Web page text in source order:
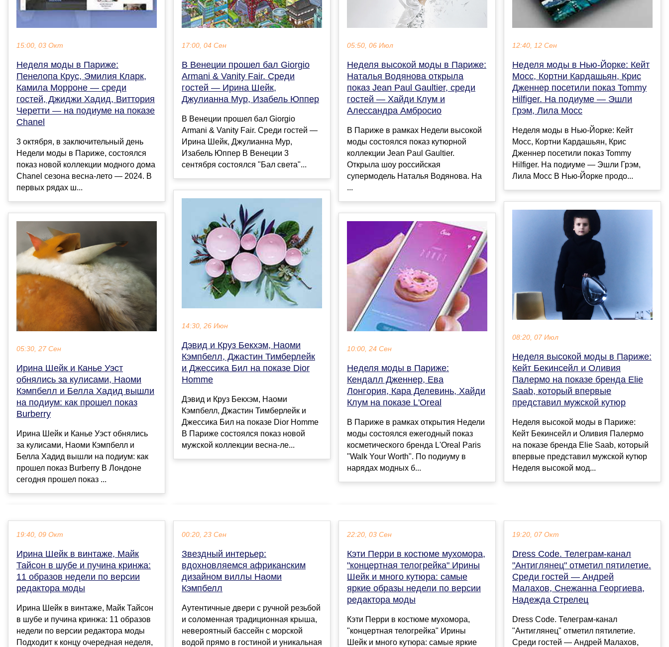
15:00, 03 Окт
Неделя моды в Париже:
Пенелопа Крус, Эмилия Кларк,
Камила Морроне — среди
гостей, Джиджи Хадид, Виттория
Черетти — на подиуме на показе
Chanel
3 октября, в заключительный день
Недели моды в Париже, состоялся
показ новой коллекции модного дома
Chanel сезона весна-лето — 2024. В
первых рядах ш...
05:30, 27 Сен
Ирина Шейк и Канье Уэст
обнялись за кулисами, Наоми
Кэмпбелл и Белла Хадид вышли
на подиум: как прошел показ
Burberry
Ирина Шейк и Канье Уэст обнялись
за кулисами, Наоми Кэмпбелл и
Белла Хадид вышли на подиум: как
прошел показ Burberry В Лондоне
сегодня прошел показ ...
17:00, 04 Сен
В Венеции прошел бал Giorgio
Armani & Vanity Fair. Среди
гостей — Ирина Шейк,
Джулианна Мур, Изабель Юппер
В Венеции прошел бал Giorgio
Armani & Vanity Fair. Среди гостей —
Ирина Шейк, Джулианна Мур,
Изабель Юппер В Венеции 3
сентября состоялся "Бал света"...
14:30, 26 Июн
Дэвид и Круз Бекхэм, Наоми
Кэмпбелл, Джастин Тимберлейк
и Джессика Бил на показе Dior
Homme
Дэвид и Круз Бекхэм, Наоми
Кэмпбелл, Джастин Тимберлейк и
Джессика Бил на показе Dior Homme
В Париже состоялся показ новой
мужской коллекции весна-ле...
05:50, 06 Июл
Неделя высокой моды в Париже:
Наталья Водянова открыла
показ Jean Paul Gaultier, среди
гостей — Хайди Клум и
Алессандра Амбросио
В Париже в рамках Недели высокой
моды состоялся показ кутюрной
коллекции Jean Paul Gaultier.
Открыла шоу российская
супермодель Наталья Водянова. На
...
10:00, 24 Сен
Неделя моды в Париже:
Кендалл Дженнер, Ева
Лонгория, Кара Делевинь, Хайди
Клум на показе L'Oreal
В Париже в рамках открытия Недели
моды состоялся ежегодный показ
косметического бренда L'Oreal Paris
"Walk Your Worth". По подиуму в
нарядах модных б...
12:40, 12 Сен
Неделя моды в Нью-Йорке: Кейт
Мосс, Кортни Кардашьян, Крис
Дженнер посетили показ Tommy
Hilfiger. На подиуме — Эшли
Грэм, Лила Мосс
Неделя моды в Нью-Йорке: Кейт
Мосс, Кортни Кардашьян, Крис
Дженнер посетили показ Tommy
Hilfiger. На подиуме — Эшли Грэм,
Лила Мосс В Нью-Йорке продо...
08:20, 07 Июл
Неделя высокой моды в Париже:
Кейт Бекинсейл и Оливия
Палермо на показе бренда Elie
Saab, который впервые
представил мужской кутюр
Неделя высокой моды в Париже:
Кейт Бекинсейл и Оливия Палермо
на показе бренда Elie Saab, который
впервые представил мужской кутюр
Неделя высокой мод...
19:40, 09 Окт
Ирина Шейк в винтаже, Майк
Тайсон в шубе и пучина кринжа:
11 образов недели по версии
редактора моды
Ирина Шейк в винтаже, Майк Тайсон
в шубе и пучина кринжа: 11 образов
недели по версии редактора моды
Подходит к концу очередная неделя,
00:20, 23 Сен
Звездный интерьер:
вдохновляемся африканским
дизайном виллы Наоми
Кэмпбелл
Аутентичные двери с ручной резьбой
и соломенная традиционная крыша,
невероятный бассейн с морской
водой прямо в гостиной и уникальная
22:20, 03 Сен
Кэти Перри в костюме мухомора,
"концертная телогрейка" Ирины
Шейк и много кутюра: самые
яркие образы недели по версии
редактора моды
Кэти Перри в костюме мухомора,
"концертная телогрейка" Ирины
Шейк и много кутюра: самые яркие
19:20, 07 Окт
Dress Code. Телеграм-канал
"Антиглянец" отметил пятилетие.
Среди гостей — Андрей
Малахов, Снежанна Георгиева,
Надежда Стрелец
Dress Code. Телеграм-канал
"Антиглянец" отметил пятилетие.
Среди гостей — Андрей Малахов,